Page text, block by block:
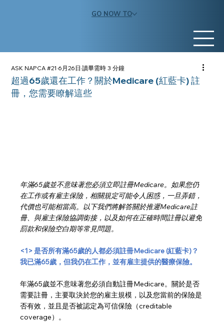
GO NOW TO
超過65歲還在工作？關於Medicare (紅藍卡) 註
冊，您需要瞭解這些
ASK NAPCA #216月26日讀畢需時 3 分鐘
年滿65歲並不意味著您必須立即註冊Medicare。如果您仍
在工作或有雇主保險，相關規定可能令人困惑，一旦弄錯，
代價也可能相當高。以下我們將解答關於推遲Medicare註
冊、與雇主保險協調銜接，以及如何在正確時間註冊以避免
罰款和保險空白期等常見問題。
<1> 是否所有滿65歲的人都必須註冊Medicare (紅藍卡)？
我已滿65歲，但我仍在工作，並有雇主提供的醫療保險。
年滿65歲並不意味著您必須自動註冊Medicare。關於是否
需要註冊，主要取決於您的雇主規模，以及您當前的保險是
否有效，並且是否被認定為可信保險（creditable
coverage）。